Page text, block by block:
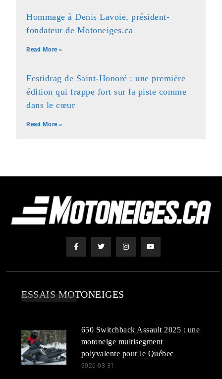
Hommage à Denis Lavoie, président-
fondateur de Motoneiges.ca
Read More »
Festidrag de Saint-Honoré : une première
édition qui frappe fort sur la piste comme
dans le cœur
Read More »
ESSAIS MOTONEIGES
650 Switchback Assault 2025 : une
motoneige multisegment
polyvalente pour le Québec
2026-03-31